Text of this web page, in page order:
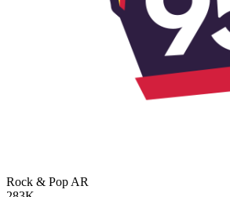
Rock & Pop AR